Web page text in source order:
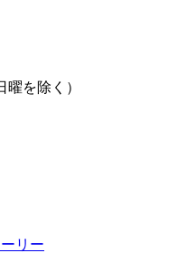
曜を除く）
リー